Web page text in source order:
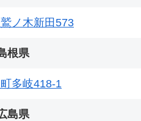
ノ木新田573
根県
多岐418-1
島県